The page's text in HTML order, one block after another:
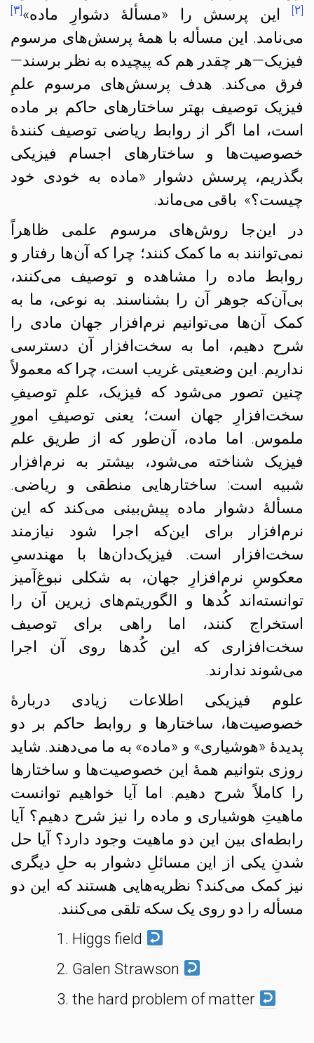
[۲] این پرسش را «مسألهٔ دشوارِ ماده»[۳]
می‌نامد. این مسأله با همهٔ پرسش‌های مرسوم
فیزیک—هر چقدر هم که پیچیده به نظر برسند—
فرق می‌کند. هدف پرسش‌های مرسوم علمِ
فیزیک توصیف بهتر ساختارهای حاکم بر ماده
است، اما اگر از روابط ریاضی توصیف کنندهٔ
خصوصیت‌ها و ساختارهای اجسام فیزیکی
بگذریم، پرسش دشوار «ماده به خودی خود
چیست؟» باقی می‌ماند.
در این‌جا روش‌های مرسوم علمی ظاهراً
نمی‌توانند به ما کمک کنند؛ چرا که آن‌ها رفتار و
روابط ماده را مشاهده و توصیف می‌کنند،‌
بی‌آن‌که جوهر آن را بشناسند. به نوعی، ما به
کمک آن‌ها می‌توانیم نرم‌افزار جهان مادی را
شرح دهیم، اما به سخت‌افزار آن دسترسی
نداریم. این وضعیتی غریب است، چرا که معمولاً
چنین تصور می‌شود که فیزیک، علمِ توصیفِ
سخت‌افزارِ جهان است؛ یعنی توصیفِ امورِ
ملموس. اما ماده، آن‌طور که از طریق علم
فیزیک شناخته می‌شود، بیشتر به نرم‌افزار
شبیه است: ساختارهایی منطقی و ریاضی.
مسألهٔ دشوار ماده پیش‌بینی می‌کند که این
نرم‌افزار برای این‌که اجرا شود نیازمند
سخت‌افزار است. فیزیک‌دان‌ها با مهندسیِ
معکوسِ نرم‌افزارِ جهان، به شکلی نبوغ‌آمیز
توانسته‌اند کُدها و الگوریتم‌های زیرین آن‌ را
استخراج کنند، اما راهی برای توصیف
سخت‌افزاری که این کُدها روی آن اجرا
می‌شوند ندارند.
علوم فیزیکی اطلاعات زیادی دربارهٔ
خصوصیت‌ها، ساختارها و روابط حاکم بر دو
پدیدهٔ «هوشیاری» و «ماده» به ما می‌دهند. شاید
روزی بتوانیم همهٔ این خصوصیت‌ها و ساختارها
را کاملاً شرح دهیم. اما آیا خواهیم توانست
ماهیتِ هوشیاری و ماده را نیز شرح دهیم؟ آیا
رابطه‌ای بین این دو ماهیت وجود دارد؟ آیا حل
شدنِ یکی از این مسائلِ دشوار به حلِ دیگری
نیز کمک می‌کند؟ نظریه‌هایی هستند که این دو
مسأله را دو روی یک سکه تلقی می‌کنند.
Higgs field
Galen Strawson
the hard problem of matter